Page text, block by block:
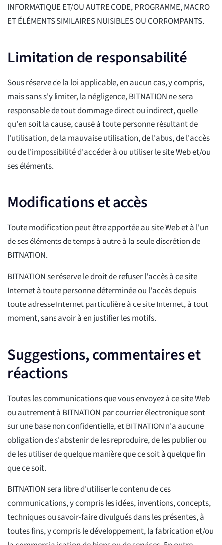
INFORMATIQUE ET/OU AUTRE CODE, PROGRAMME, MACRO
ET ÉLÉMENTS SIMILAIRES NUISIBLES OU CORROMPANTS.
Limitation de responsabilité
Sous réserve de la loi applicable, en aucun cas, y compris,
mais sans s'y limiter, la négligence, BITNATION ne sera
responsable de tout dommage direct ou indirect, quelle
qu'en soit la cause, causé à toute personne résultant de
l'utilisation, de la mauvaise utilisation, de l'abus, de l'accès
ou de l'impossibilité d'accéder à ou utiliser le site Web et/ou
ses éléments.
Modifications et accès
Toute modification peut être apportée au site Web et à l'un
de ses éléments de temps à autre à la seule discrétion de
BITNATION.
BITNATION se réserve le droit de refuser l'accès à ce site
Internet à toute personne déterminée ou l'accès depuis
toute adresse Internet particulière à ce site Internet, à tout
moment, sans avoir à en justifier les motifs.
Suggestions, commentaires et
réactions
Toutes les communications que vous envoyez à ce site Web
ou autrement à BITNATION par courrier électronique sont
sur une base non confidentielle, et BITNATION n'a aucune
obligation de s'abstenir de les reproduire, de les publier ou
de les utiliser de quelque manière que ce soit à quelque fin
que ce soit.
BITNATION sera libre d'utiliser le contenu de ces
communications, y compris les idées, inventions, concepts,
techniques ou savoir-faire divulgués dans les présentes, à
toutes fins, y compris le développement, la fabrication et/ou